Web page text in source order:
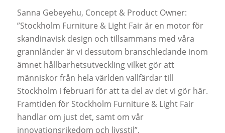
Sanna Gebeyehu, Concept & Product Owner:
”Stockholm Furniture & Light Fair är en motor för
skandinavisk design och tillsammans med våra
grannländer är vi dessutom branschledande inom
ämnet hållbarhetsutveckling vilket gör att
människor från hela världen vallfärdar till
Stockholm i februari för att ta del av det vi gör här.
Framtiden för Stockholm Furniture & Light Fair
handlar om just det, samt om vår
innovationsrikedom och livsstil”.